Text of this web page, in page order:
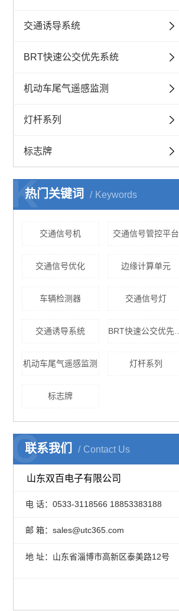
交通诱导系统
BRT快速公交优先系统
机动车尾气遥感监测
灯杆系列
标志牌
热门关键词 Keywords
K
交通信号机 交通信号管控平台
交通信号优化 边缘计算单元
车辆检测器 交通信号灯
交通诱导系统 BRT快速公交优先系统
机动车尾气遥感监测 灯杆系列
标志牌
联系我们 Contact Us
C
山东双百电子有限公司
电 话：0533-3118566 18853383188
邮 箱：sales@utc365.com
地 址：山东省淄博市高新区泰美路12号